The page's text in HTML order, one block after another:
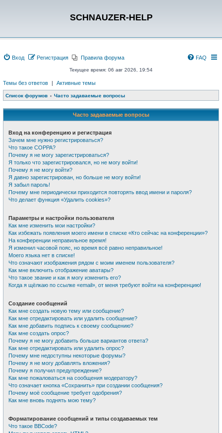
SCHNAUZER-HELP
Вход Регистрация Правила форума FAQ
Текущее время: 06 авг 2026, 19:54
Темы без ответов | Активные темы
Список форумов Часто задаваемые вопросы
Часто задаваемые вопросы
Вход на конференцию и регистрация
Зачем мне нужно регистрироваться?
Что такое COPPA?
Почему я не могу зарегистрироваться?
Я только что зарегистрировался, но не могу войти!
Почему я не могу войти?
Я давно зарегистрирован, но больше не могу войти!
Я забыл пароль!
Почему мне периодически приходится повторять ввод имени и пароля?
Что делает функция «Удалить cookies»?
Параметры и настройки пользователя
Как мне изменить мои настройки?
Как избежать появления моего имени в списке «Кто сейчас на конференции»?
На конференции неправильное время!
Я изменил часовой пояс, но время всё равно неправильное!
Моего языка нет в списке!
Что означают изображения рядом с моим именем пользователя?
Как мне включить отображение аватары?
Что такое звание и как я могу изменить его?
Когда я щёлкаю по ссылке «email», от меня требуют войти на конференцию!
Создание сообщений
Как мне создать новую тему или сообщение?
Как мне отредактировать или удалить сообщение?
Как мне добавить подпись к своему сообщению?
Как мне создать опрос?
Почему я не могу добавить больше вариантов ответа?
Как мне отредактировать или удалить опрос?
Почему мне недоступны некоторые форумы?
Почему я не могу добавлять вложения?
Почему я получил предупреждение?
Как мне пожаловаться на сообщения модератору?
Что означает кнопка «Сохранить» при создании сообщения?
Почему моё сообщение требует одобрения?
Как мне вновь поднять мою тему?
Форматирование сообщений и типы создаваемых тем
Что такое BBCode?